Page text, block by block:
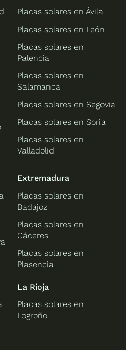
Placas solares en Ávila
Placas solares en León
Placas solares en
Palencia
Placas solares en
Salamanca
Placas solares en Segovia
Placas solares en Soria
Placas solares en
Valladolid
Extremadura
Placas solares en
Badajoz
Placas solares en
Cáceres
Placas solares en
Plasencia
La Rioja
Placas solares en
Logroño